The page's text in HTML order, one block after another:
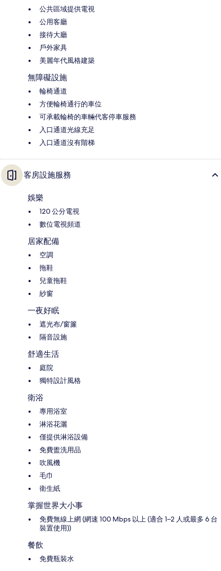
公共區域提供電視
公用客廳
接待大廳
戶外家具
美麗年代風格建築
無障礙設施
輪椅通道
方便輪椅通行的車位
可承載輪椅的車輛代客停車服務
入口通道光線充足
入口通道沒有階梯
客房設施服務
娛樂
120 公分電視
數位電視頻道
居家配備
空調
拖鞋
兒童拖鞋
紗窗
一夜好眠
遮光布/窗簾
隔音設施
舒適生活
庭院
獨特設計風格
衛浴
專用浴室
淋浴花灑
僅提供淋浴設備
免費盥洗用品
吹風機
毛巾
衛生紙
掌握世界大小事
免費無線上網 (網速 100 Mbps 以上 (適合 1–2 人或最多 6 台
裝置使用))
餐飲
免費瓶裝水